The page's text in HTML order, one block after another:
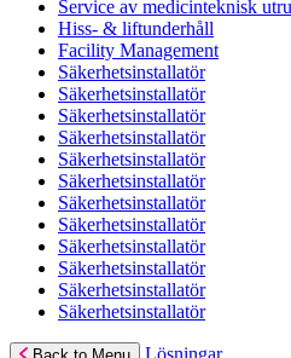
Service av medicinteknisk
Hiss- & liftunderhåll
Facility Management
Säkerhetsinstallatör
Säkerhetsinstallatör
Säkerhetsinstallatör
Säkerhetsinstallatör
Säkerhetsinstallatör
Säkerhetsinstallatör
Säkerhetsinstallatör
Säkerhetsinstallatör
Säkerhetsinstallatör
Säkerhetsinstallatör
Säkerhetsinstallatör
Säkerhetsinstallatör
Lösningar